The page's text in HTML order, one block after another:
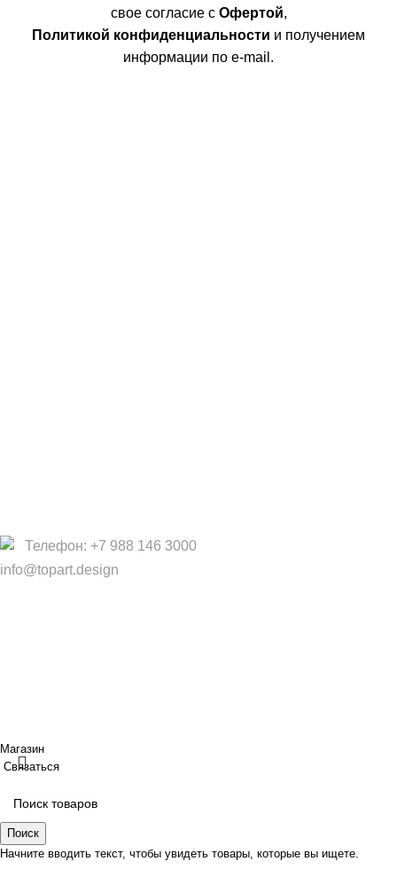
свое согласие с Офертой,
Политикой конфиденциальности и получением
информации по e-mail.
Телефон: +7 988 146 3000
info@topart.design
Поиск
Начните вводить текст, чтобы увидеть товары, которые вы ищете.
Магазин
Связаться